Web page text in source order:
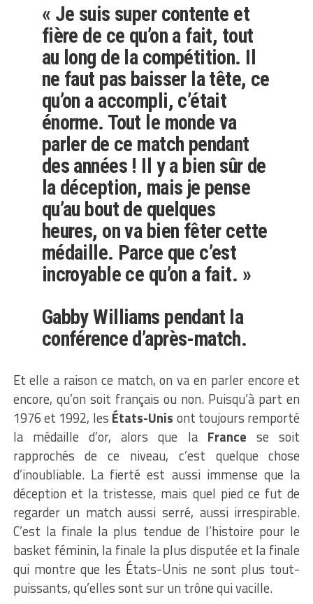
« Je suis super contente et
fière de ce qu’on a fait, tout
au long de la compétition. Il
ne faut pas baisser la tête, ce
qu’on a accompli, c’était
énorme. Tout le monde va
parler de ce match pendant
des années ! Il y a bien sûr de
la déception, mais je pense
qu’au bout de quelques
heures, on va bien fêter cette
médaille. Parce que c’est
incroyable ce qu’on a fait. »
Gabby Williams pendant la
conférence d’après-match.
Et elle a raison ce match, on va en parler encore et
encore, qu’on soit français ou non. Puisqu’à part en
1976 et 1992, les États-Unis ont toujours remporté
la médaille d’or, alors que la France se soit
rapprochés de ce niveau, c’est quelque chose
d’inoubliable. La fierté est aussi immense que la
déception et la tristesse, mais quel pied ce fut de
regarder un match aussi serré, aussi irrespirable.
C’est la finale la plus tendue de l’histoire pour le
basket féminin, la finale la plus disputée et la finale
qui montre que les États-Unis ne sont plus tout-
puissants, qu’elles sont sur un trône qui vacille.